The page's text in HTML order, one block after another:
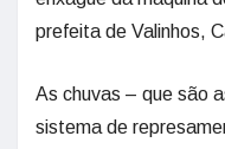
prefeita de Valinhos,
As chuvas – que são
sistema de